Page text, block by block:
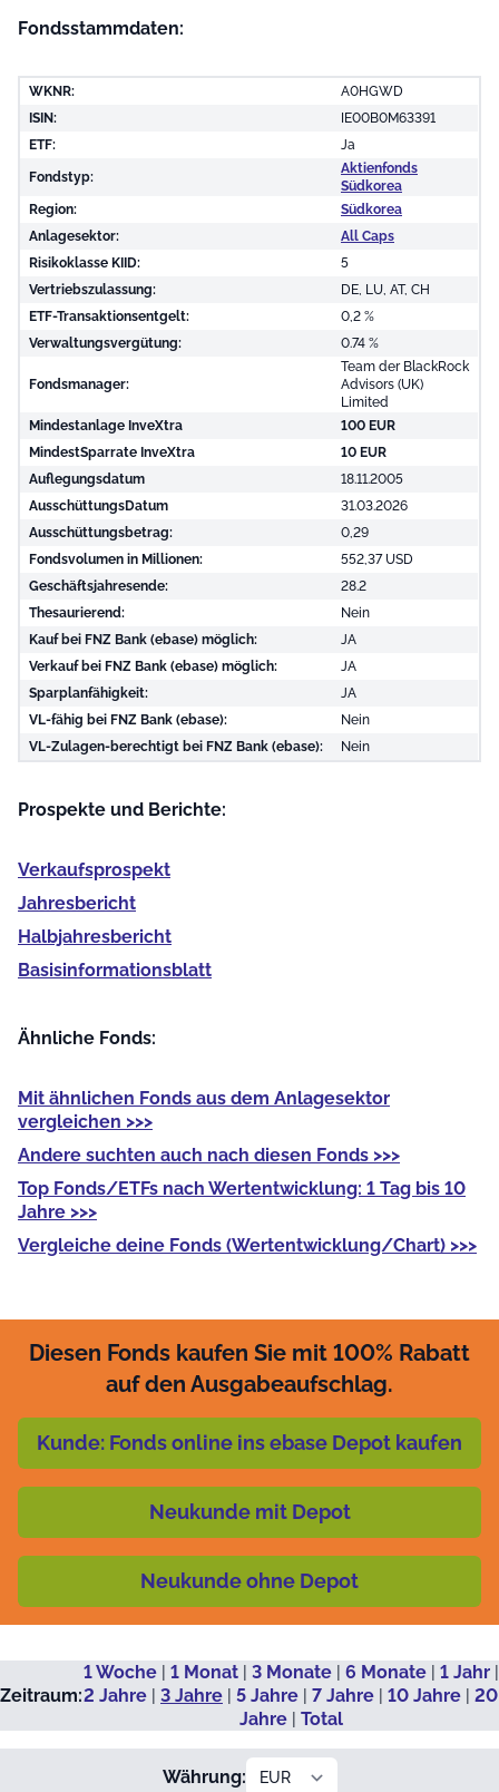
Fondsstammdaten:
WKNR:
A0HGWD
ISIN:
IE00B0M63391
ETF:
Ja
Fondstyp:
Aktienfonds
Südkorea
Region:
Südkorea
Anlagesektor:
All Caps
Risikoklasse KIID:
5
Vertriebszulassung:
DE, LU, AT, CH
ETF-Transaktionsentgelt:
0,2 %
Verwaltungsvergütung:
0.74 %
Fondsmanager:
Team der BlackRock
Advisors (UK)
Limited
Mindestanlage InveXtra
100 EUR
MindestSparrate InveXtra
10 EUR
Auflegungsdatum
18.11.2005
AusschüttungsDatum
31.03.2026
Ausschüttungsbetrag:
0,29
Fondsvolumen in Millionen:
552,37 USD
Geschäftsjahresende:
28.2
Thesaurierend:
Nein
Kauf bei FNZ Bank (ebase) möglich:
JA
Verkauf bei FNZ Bank (ebase) möglich:
JA
Sparplanfähigkeit:
JA
VL-fähig bei FNZ Bank (ebase):
Nein
VL-Zulagen-berechtigt bei FNZ Bank (ebase):
Nein
Prospekte und Berichte:
Verkaufs­prospekt
Jahres­bericht
Halb­jahres­bericht
Basis­informationsblatt
Ähnliche Fonds:
Mit ähnlichen Fonds aus dem Anlagesektor
vergleichen >>>
Andere suchten auch nach diesen Fonds >>>
Top Fonds/ETFs nach Wertentwicklung: 1 Tag bis 10
Jahre >>>
Vergleiche deine Fonds (Wertentwicklung/Chart) >>>
Diesen Fonds kaufen Sie mit 100% Rabatt
auf den Ausgabeaufschlag.
Kunde: Fonds online ins ebase Depot kaufen
Neukunde mit Depot
Neukunde ohne Depot
Zeitraum:
1 Woche| 1 Monat| 3 Monate| 6 Monate| 1 Jahr|
2 Jahre | 3 Jahre | 5 Jahre | 7 Jahre | 10 Jahre | 20
Jahre| Total
Währung: